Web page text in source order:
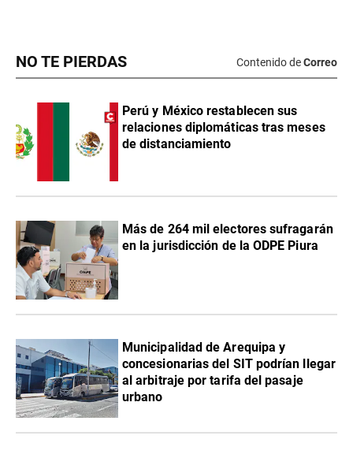
NO TE PIERDAS Contenido deCorreo
Perú y México restablecen sus
relaciones diplomáticas tras meses
de distanciamiento
Más de 264 mil electores sufragarán
en la jurisdicción de la ODPE Piura
Municipalidad de Arequipa y
concesionarias del SIT podrían llegar
al arbitraje por tarifa del pasaje
urbano